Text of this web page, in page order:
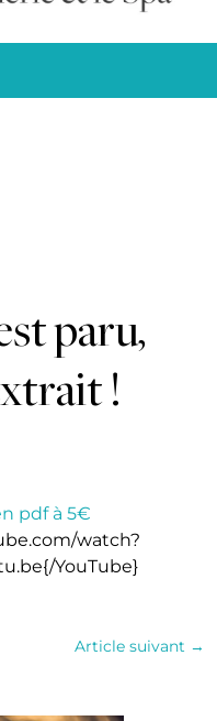
paru,
!
pdf à 5€
watch?
YouTube}
Article suivant →